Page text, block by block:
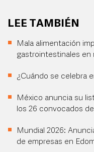
LEE TAMBIÉN
Mala alimentación
gastrointestinales en
¿Cuándo se celebra
México anuncia su
los 26 convocados
Mundial 2026:
de empresas en